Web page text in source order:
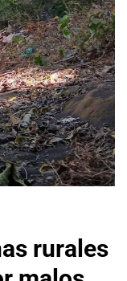
rurales